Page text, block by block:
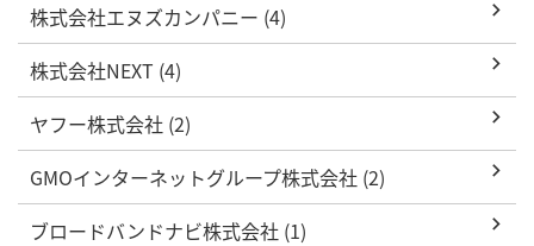
株式会社エヌズカンパニー (4)
株式会社NEXT (4)
ヤフー株式会社 (2)
GMOインターネットグループ株式会社 (2)
ブロードバンドナビ株式会社 (1)